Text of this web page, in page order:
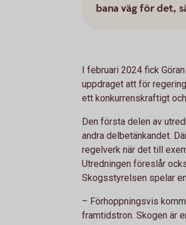
bana väg för det,
I februari 2024 fick
uppdraget att för
ett konkurrenskraftigt
Den första delen av
andra delbetänkandet.
regelverk när det till
Utredningen föreslår
Skogsstyrelsen spelar en
– Förhoppningsvis
framtidstron. Skogen är